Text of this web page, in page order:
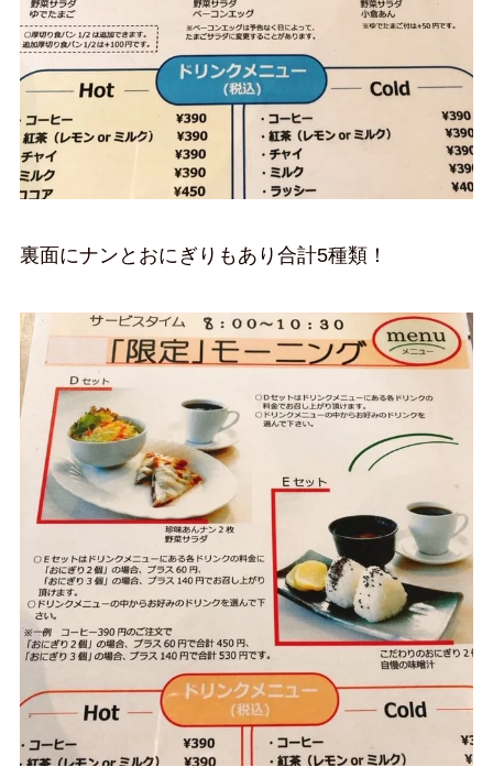
裏面にナンとおにぎりもあり合計5種類！